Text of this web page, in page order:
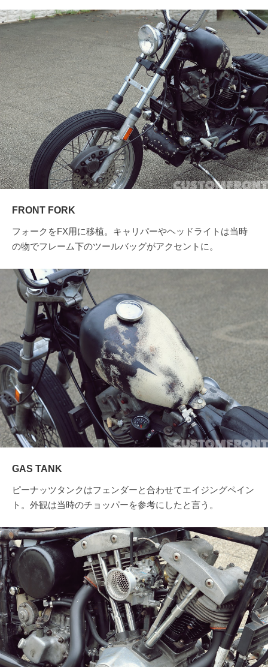
FRONT FORK
フォークをFX用に移植。キャリパーやヘッドライトは当時
の物でフレーム下のツールバッグがアクセントに。
GAS TANK
ピーナッツタンクはフェンダーと合わせてエイジングペイン
ト。外観は当時のチョッパーを参考にしたと言う。